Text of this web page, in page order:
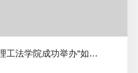
北理工法学院成功举办“如此爱法”系列主题活动之“借我一 双法眼”